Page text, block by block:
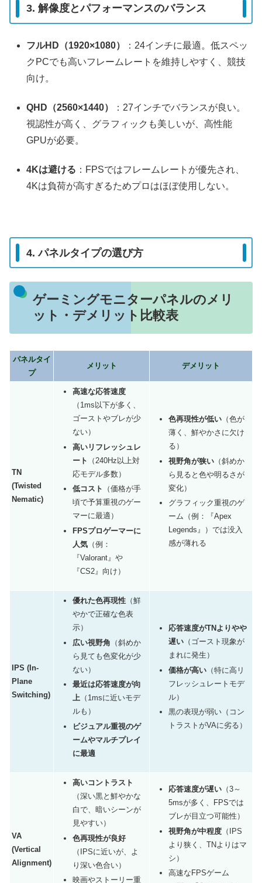
3. 解像度とパフォーマンスのバランス
フルHD（1920×1080）
：24インチに最適。低スペッ
クPCでも高いフレームレートを維持しやすく、競技
向け。
QHD（2560×1440）
：27インチでバランスが良い。
視認性が高く、グラフィックも美しいが、高性能
GPUが必要。
4Kは避ける ：FPSではフレームレートが優先され、
4Kは負荷が高すぎるためプロはほぼ使用しない。
4. パネルタイプの選び方
ゲーミングモニターパネルのメリ
ット・デメリット比較表
パネルタイ
プ
メリット デメリット
TN
(Twisted
Nematic)
高速な応答速度
（1ms以下が多く、
ゴーストやブレが少
ない）
高いリフレッシュレ
ート
（240Hz以上対
応モデル多数）
低コスト
（価格が手
頃で予算重視のゲー
マーに最適）
FPSプロゲーマーに
人気（例：
『Valorant』や
『CS2』向け）
色再現性が低い（色が
薄く、鮮やかさに欠け
る）
視野角が狭い（斜めか
ら見ると色や明るさが
変化）
グラフィック重視のゲ
ーム（例：『Apex
Legends』）では没入
感が薄れる
IPS (In-
Plane
Switching)
優れた色再現性（鮮
やかで正確な色表
示）
広い視野角 （斜めか
ら見ても色変化が少
ない）
最近は応答速度が向
上（1msに近いモデ
ルも）
ビジュアル重視のゲ
ームやマルチプレイ
に最適
応答速度がTNよりやや
遅い（ゴースト現象が
まれに発生）
価格が高い（特に高リ
フレッシュレートモデ
ル）
黒の表現が弱い（コン
トラストがVAに劣る）
VA
(Vertical
Alignment)
高いコントラスト
（深い黒と鮮やかな
白で、暗いシーンが
見やすい）
色再現性が良好
（IPSに近いが、よ
り深い色合い）
映画やストーリー重
応答速度が遅い（3～
5msが多く、FPSでは
ブレが目立つ可能性）
視野角が中程度（IPS
より狭く、TNよりはマ
シ）
高速なFPSゲーム